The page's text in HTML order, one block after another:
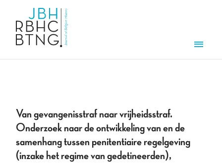
Van gevangenisstraf naar vrijheidsstraf.
Onderzoek naar de ontwikkeling van en de
samenhang tussen penitentiaire regelgeving
(inzake het regime van gedetineerden),